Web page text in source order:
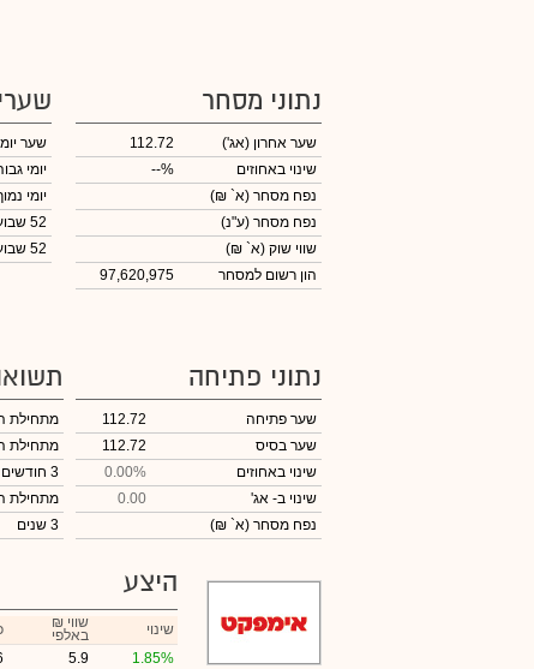
נתוני מסחר
שער אחרון (אג')
112.72
שינוי באחוזים
--%
נפח מסחר (א` ₪)
נפח מסחר (ע"נ)
שווי שוק (א` ₪)
הון רשום למסחר
97,620,975
שער
יומי
יומי
52 שבועות גבוה
52 שבועות נמוך
נתוני פתיחה
שער פתיחה
112.72
שער בסיס
112.72
שינוי באחוזים
0.00%
שינוי ב- אג'
0.00
נפח מסחר (א` ₪)
מתחילת
מתחילת
3 חודשים
מתחילת
3 שנים
היצע
שינוי ₪ שווי
באלפי
1.85%
5.9